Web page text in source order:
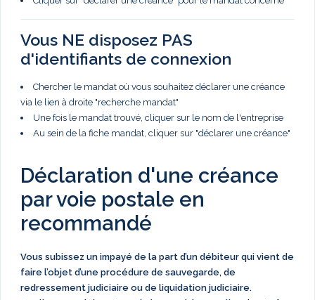
Vous NE disposez PAS
d'identifiants de connexion
Chercher le mandat où vous souhaitez déclarer une créance
via le lien à droite "recherche mandat"
Une fois le mandat trouvé, cliquer sur le nom de l'entreprise
Au sein de la fiche mandat, cliquer sur "déclarer une créance"
Déclaration d'une créance
par voie postale en
recommandé
Vous subissez un impayé de la part d’un débiteur qui vient de
faire l’objet d’une procédure de sauvegarde, de
redressement judiciaire ou de liquidation judiciaire.